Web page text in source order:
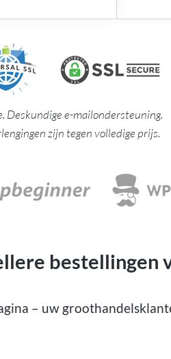
Deskundige e-mailondersteuning.
zijn tegen volledige prijs.
bestellingen
– uw